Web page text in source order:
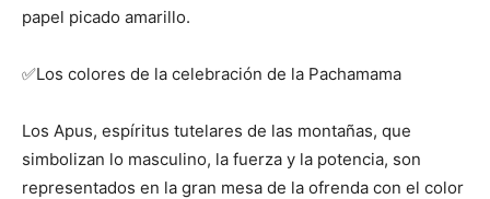
papel picado amarillo.
✅Los colores de la celebración de la Pachamama
Los Apus, espíritus tutelares de las montañas, que
simbolizan lo masculino, la fuerza y la potencia, son
representados en la gran mesa de la ofrenda con el color